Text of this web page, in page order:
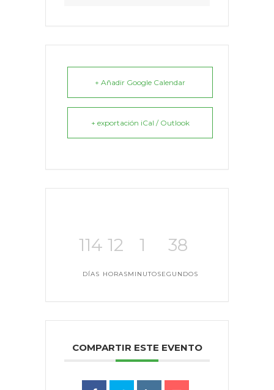
+ Añadir Google Calendar
+ exportación iCal / Outlook
114
DÍAS
12
HORAS
1
MINUTO
38
SEGUNDOS
COMPARTIR ESTE EVENTO